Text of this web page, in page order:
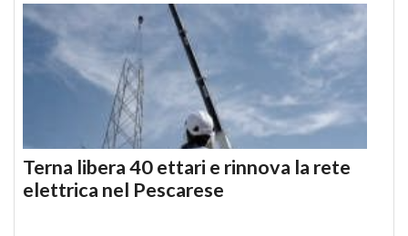
Terna libera 40 ettari e rinnova la rete
elettrica nel Pescarese